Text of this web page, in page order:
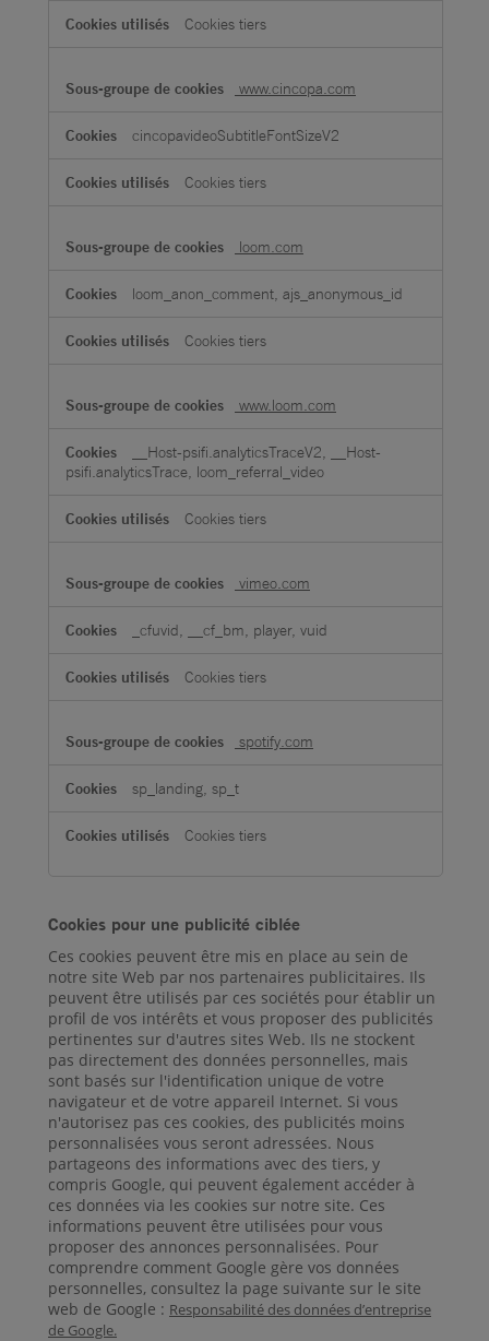
Cookies tiers
www.cincopa.com
cincopavideoSubtitleFontSizeV2
Cookies tiers
loom.com
loom_anon_comment, ajs_anonymous_id
Cookies tiers
www.loom.com
__Host-psifi.analyticsTraceV2, __Host-
psifi.analyticsTrace, loom_referral_video
Cookies tiers
vimeo.com
_cfuvid, __cf_bm, player, vuid
Cookies tiers
spotify.com
sp_landing, sp_t
Cookies tiers
Cookies pour une publicité ciblée
Ces cookies peuvent être mis en place au sein de
notre site Web par nos partenaires publicitaires. Ils
peuvent être utilisés par ces sociétés pour établir un
profil de vos intérêts et vous proposer des publicités
pertinentes sur d'autres sites Web. Ils ne stockent
pas directement des données personnelles, mais
sont basés sur l'identification unique de votre
navigateur et de votre appareil Internet. Si vous
n'autorisez pas ces cookies, des publicités moins
personnalisées vous seront adressées. Nous
partageons des informations avec des tiers, y
compris Google, qui peuvent également accéder à
ces données via les cookies sur notre site. Ces
informations peuvent être utilisées pour vous
proposer des annonces personnalisées. Pour
comprendre comment Google gère vos données
personnelles, consultez la page suivante sur le site
web de Google : Responsabilité des données d’entreprise
de Google.